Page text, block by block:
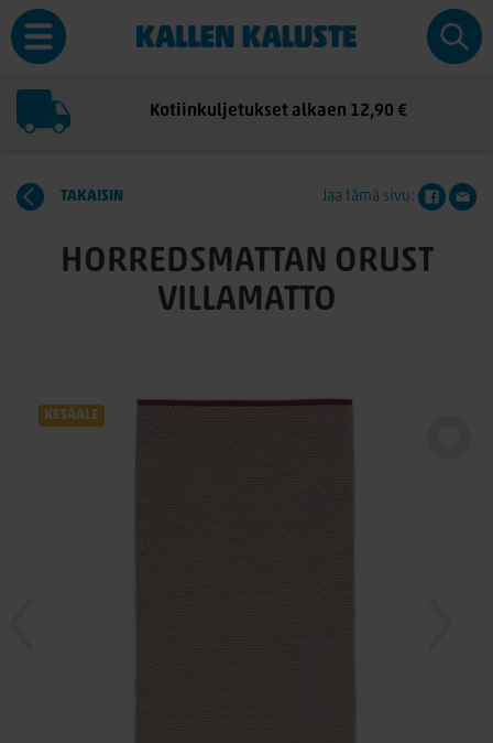
Kotiinkuljetukset alkaen 12,90 €
TAKAISIN Jaa tämä sivu:
HORREDSMATTAN ORUST
VILLAMATTO
KESÄALE